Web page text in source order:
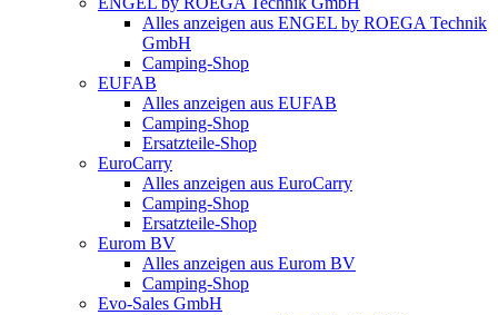
Alles anzeigen aus ENGEL by ROEGA Technik
GmbH
Camping-Shop
EUFAB
Alles anzeigen aus EUFAB
Camping-Shop
Ersatzteile-Shop
EuroCarry
Alles anzeigen aus EuroCarry
Camping-Shop
Ersatzteile-Shop
Eurom BV
Alles anzeigen aus Eurom BV
Camping-Shop
Evo-Sales GmbH